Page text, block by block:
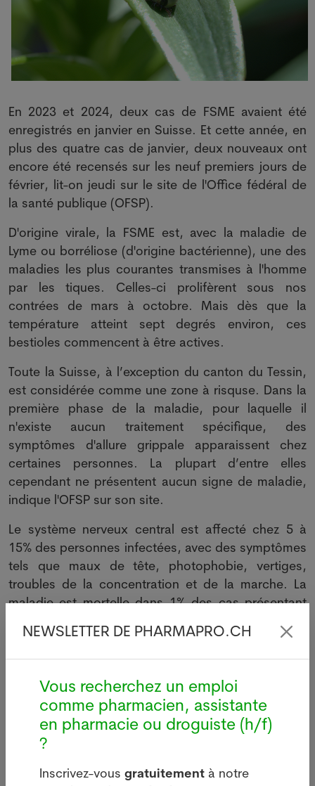
En 2023 et 2024, deux cas de FSME avaient été
enregistrés en janvier en Suisse. Et cette année, en
plus des quatre cas de janvier, deux nouveaux ont
encore été recensés sur les neuf premiers jours de
février, lit-on jeudi sur le site de l'Office fédéral de
la santé publique (OFSP).
D'origine virale, la FSME est, avec la maladie de
Lyme ou borréliose (d'origine bactérienne), une des
maladies les plus courantes transmises à l'homme
par les tiques. Celles-ci prolifèrent sous nos
contrées de mars à octobre. Mais dès que la
température atteint sept degrés environ, ces
bestioles commencent à être actives.
Toute la Suisse, à l’exception du canton du Tessin,
est considérée comme une zone à risquse. Dans la
première phase de la maladie, pour laquelle il
n'existe aucun traitement spécifique, des
symptômes d'allure grippale apparaissent chez
certaines personnes. La plupart d’entre elles
cependant ne présentent aucun signe de maladie,
indique l'OFSP sur son site.
Le système nerveux central est affecté chez 5 à
15% des personnes infectées, avec des symptômes
tels que maux de tête, photophobie, vertiges,
troubles de la concentration et de la marche. La
maladie est mortelle dans 1% des cas présentant
courante: sur janvier 2025 uniquement, 126 cas ont
été dénombrés.
Le 20 février 2025. Sources : Keystone-ATS. Crédits
photos: Adobe Stock, Pixabay ou Pharmanetis Sàrl
(Creapharma.ch).
NEWSLETTER DE PHARMAPRO.CH
Vous recherchez un emploi
comme pharmacien, assistante
en pharmacie ou droguiste (h/f)
?
Inscrivez-vous gratuitement à notre